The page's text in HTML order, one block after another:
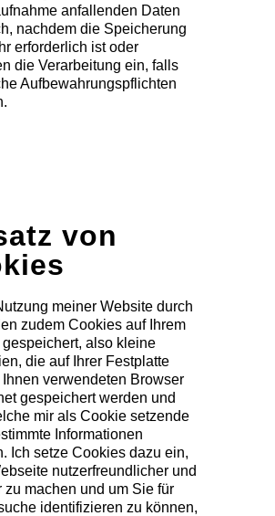
anfallenden Daten
nachdem die Speicherung
erforderlich ist oder
die Verarbeitung ein, falls
Aufbewahrungspflichten
von
meiner Website durch
zudem Cookies auf Ihrem
gespeichert, also kleine
die auf Ihrer Festplatte
verwendeten Browser
gespeichert werden und
mir als Cookie setzende
Informationen
Ich setze Cookies dazu ein,
nutzerfreundlicher und
zu machen und um Sie für
identifizieren zu können,